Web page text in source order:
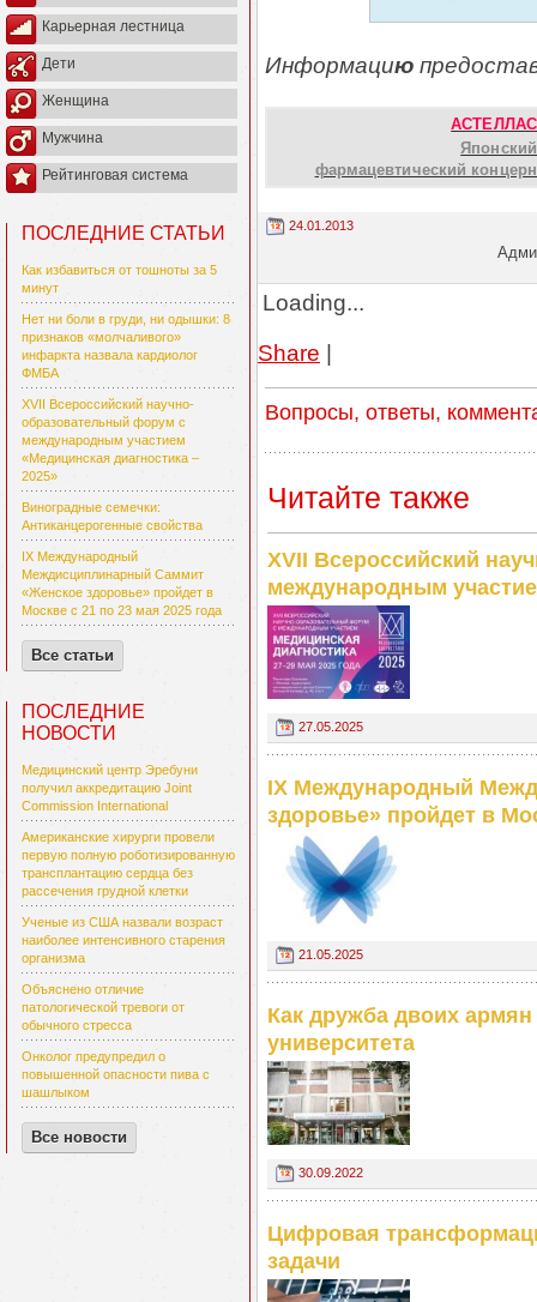
Карьерная лестница
Дети
Женщина
Мужчина
Рейтинговая система
ПОСЛЕДНИЕ СТАТЬИ
Как избавиться от тошноты за 5
минут
Нет ни боли в груди, ни одышки: 8
признаков «молчаливого»
инфаркта назвала кардиолог
ФМБА
XVII Всероссийский научно-
образовательный форум с
международным участием
«Медицинская диагностика –
2025»
Виноградные семечки:
Антиканцерогенные свойства
IX Международный
Междисциплинарный Саммит
«Женское здоровье» пройдет в
Москве с 21 по 23 мая 2025 года
Все статьи
ПОСЛЕДНИЕ
НОВОСТИ
Медицинский центр Эребуни
получил аккредитацию Joint
Commission International
Американские хирурги провели
первую полную роботизированную
трансплантацию сердца без
рассечения грудной клетки
Ученые из США назвали возраст
наиболее интенсивного старения
организма
Объяснено отличие
патологической тревоги от
обычного стресса
Онколог предупредил о
повышенной опасности пива с
шашлыком
Все новости
Информацию
АСТЕЛЛАС
Японский
фармацевтический концерн
24.01.2013
Loading...
Share |
Вопросы, ответы,
Читайте также
XVII Всероссийский
международным
27.05.2025
IX Международный
здоровье» пройдет в
21.05.2025
Как дружба двоих
университета
30.09.2022
Цифровая
задачи